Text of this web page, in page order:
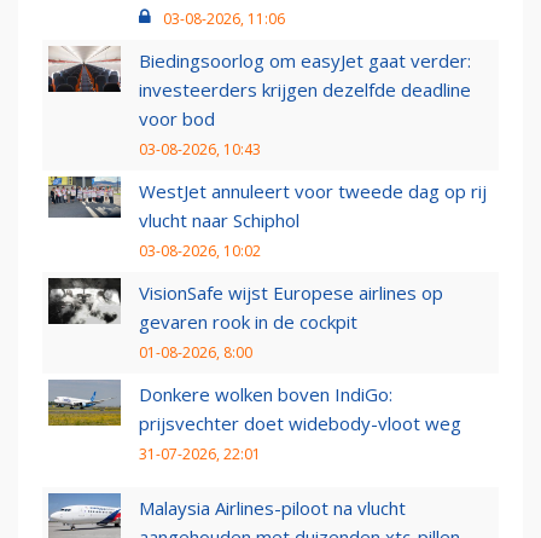
03-08-2026, 11:06
Biedingsoorlog om easyJet gaat verder:
investeerders krijgen dezelfde deadline
voor bod
03-08-2026, 10:43
WestJet annuleert voor tweede dag op rij
vlucht naar Schiphol
03-08-2026, 10:02
VisionSafe wijst Europese airlines op
gevaren rook in de cockpit
01-08-2026, 8:00
Donkere wolken boven IndiGo:
prijsvechter doet widebody-vloot weg
31-07-2026, 22:01
Malaysia Airlines-piloot na vlucht